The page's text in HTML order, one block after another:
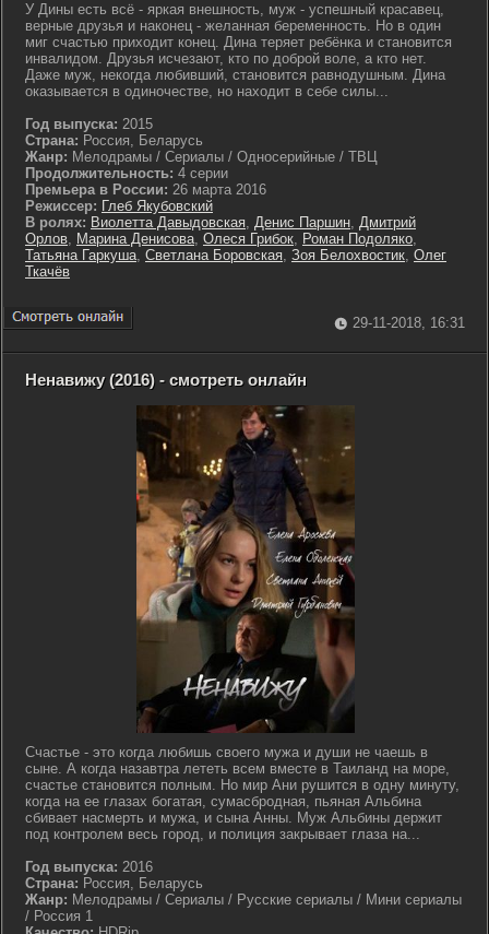
У Дины есть всё - яркая внешность, муж - успешный красавец,
верные друзья и наконец - желанная беременность. Но в один
миг счастью приходит конец. Дина теряет ребёнка и становится
инвалидом. Друзья исчезают, кто по доброй воле, а кто нет.
Даже муж, некогда любивший, становится равнодушным. Дина
оказывается в одиночестве, но находит в себе силы...
Год выпуска: 2015
Страна: Россия, Беларусь
Жанр: Мелодрамы / Сериалы / Односерийные / ТВЦ
Продолжительность: 4 серии
Премьера в России: 26 марта 2016
Режиссер: Глеб Якубовский
В ролях: Виолетта Давыдовская, Денис Паршин, Дмитрий
Орлов, Марина Денисова, Олеся Грибок, Роман Подоляко,
Татьяна Гаркуша, Светлана Боровская, Зоя Белохвостик, Олег
Ткачёв
29-11-2018, 16:31
Ненавижу (2016) - смотреть онлайн
Счастье - это когда любишь своего мужа и души не чаешь в
сыне. А когда назавтра лететь всем вместе в Таиланд на море,
счастье становится полным. Но мир Ани рушится в одну минуту,
когда на ее глазах богатая, сумасбродная, пьяная Альбина
сбивает насмерть и мужа, и сына Анны. Муж Альбины держит
под контролем весь город, и полиция закрывает глаза на...
Год выпуска: 2016
Страна: Россия, Беларусь
Жанр: Мелодрамы / Сериалы / Русские сериалы / Мини сериалы
/ Россия 1